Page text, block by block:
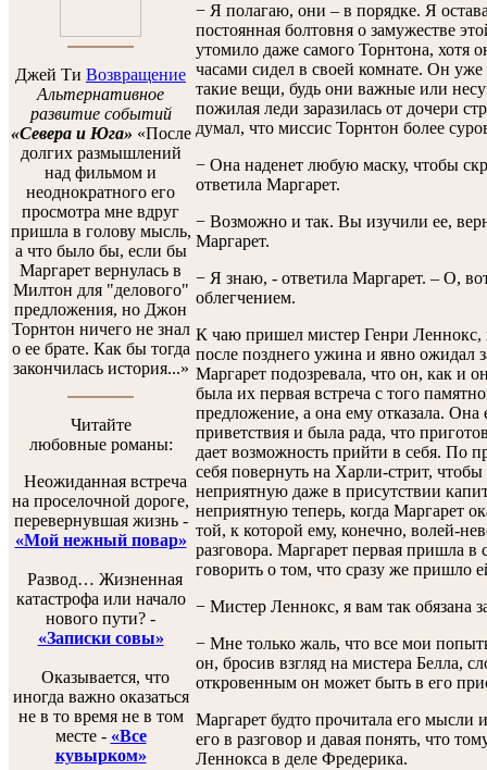
Джей Ти Возвращение
Альтернативное
развитие событий
«Севера и Юга» «После
долгих размышлений
над фильмом и
неоднократного его
просмотра мне вдруг
пришла в голову мысль,
а что было бы, если бы
Маргарет вернулась в
Милтон для "делового"
предложения, но Джон
Торнтон ничего не знал
о ее брате. Как бы тогда
закончилась история...»
Читайте
любовные романы:
Неожиданная встреча
на проселочной дороге,
перевернувшая жизнь -
«Мой нежный повар»
Развод… Жизненная
катастрофа или начало
нового пути? -
«Записки совы»
Оказывается, что
иногда важно оказаться
не в то время не в том
месте - «Все
кувырком»
− Я полагаю, они – в порядке. Я
постоянная болтовня о замужестве
утомило даже самого Торнтона, хотя
часами сидел в своей комнате. Он уже
такие вещи, будь они важные или
пожилая леди заразилась от дочери
думал, что миссис Торнтон более
− Она наденет любую маску, чтобы
ответила Маргарет.
− Возможно и так. Вы изучили ее,
Маргарет.
− Я знаю, - ответила Маргарет. – О,
облегчением.
К чаю пришел мистер Генри Леннокс,
после позднего ужина и явно ожидал
Маргарет подозревала, что он, как и
была их первая встреча с того
предложение, а она ему отказала. Она
приветствия и была рада, что
дает возможность прийти в себя. По
себя повернуть на Харли-стрит,
неприятную даже в присутствии
неприятную теперь, когда Маргарет
той, к которой ему, конечно, волей-
разговора. Маргарет первая пришла в
говорить о том, что сразу же пришло
− Мистер Леннокс, я вам так обязана
− Мне только жаль, что все мои
он, бросив взгляд на мистера Белла,
откровенным он может быть в его
Маргарет будто прочитала его мысли
его в разговор и давая понять, что
Леннокса в деле Фредерика.